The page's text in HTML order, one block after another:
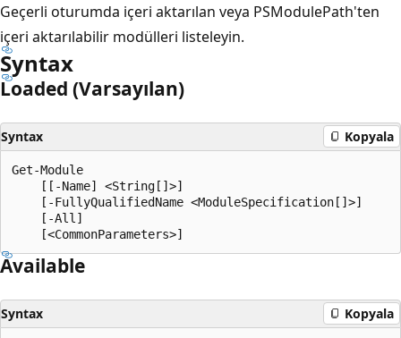
Geçerli oturumda içeri aktarılan veya PSModulePath'ten
içeri aktarılabilir modülleri listeleyin.
Syntax
Loaded (Varsayılan)
Syntax Kopyala
Get-Module
    [[-Name] <String[]>]
    [-FullyQualifiedName <ModuleSpecification[]>]
    [-All]
Available
Syntax Kopyala